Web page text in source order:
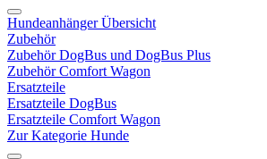
Hundeanhänger Übersicht
Zubehör
Zubehör DogBus und DogBus Plus
Zubehör Comfort Wagon
Ersatzteile
Ersatzteile DogBus
Ersatzteile Comfort Wagon
Zur Kategorie Hunde